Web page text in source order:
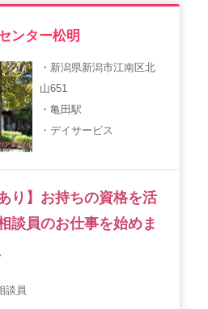
用者の声
勤怠
連絡先一覧
情報保護方針 利用規約
ンター松明
・新潟県新潟市江南区北
山651
・亀田駅
・デイサービス
り】お持ちの資格を活
談員のお仕事を始めま
談員